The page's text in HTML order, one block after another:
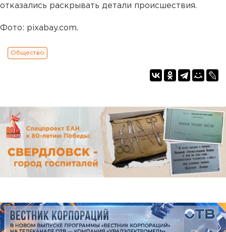
отказались раскрывать детали происшествия.
Фото: pixabay.com.
Общество